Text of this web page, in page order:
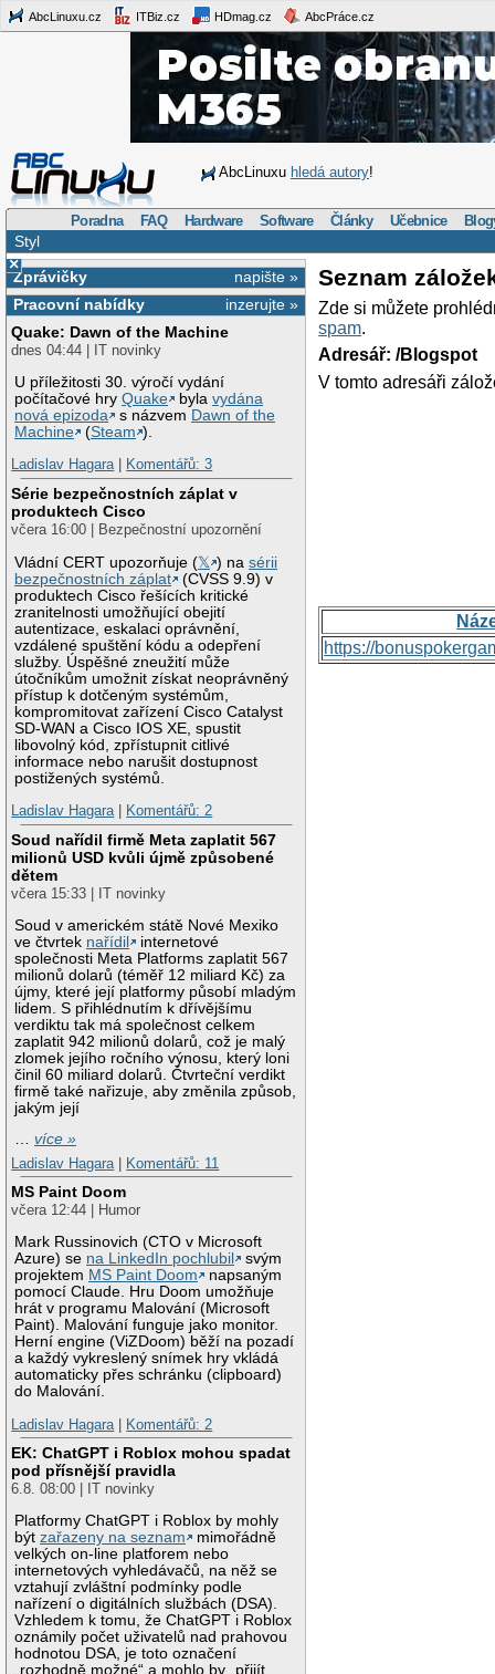
AbcLinuxu.cz ITBiz.cz HDmag.cz AbcPráce.cz
AbcLinuxu hledá autory!
Poradna FAQ Hardware Software Články Učebnice
Styl
×
napište »
Zprávičky
inzerujte »
Pracovní nabídky
Quake: Dawn of the Machine
dnes 04:44 | IT novinky
U příležitosti 30. výročí vydání
počítačové hryQuake bylavydána
nová epizoda
s názvem Dawn of the
Machine
(Steam ).
Ladislav Hagara| Komentářů: 3
Série bezpečnostních záplat v
produktech Cisco
včera 16:00 | Bezpečnostní upozornění
Vládní CERT upozorňuje (𝕏 ) nasérii
bezpečnostních záplat
(CVSS 9.9) v
produktech Cisco řešících kritické
zranitelnosti umožňující obejití
autentizace, eskalaci oprávnění,
vzdálené spuštění kódu a odepření
služby. Úspěšné zneužití může
útočníkům umožnit získat neoprávněný
přístup k dotčeným systémům,
kompromitovat zařízení Cisco Catalyst
SD-WAN a Cisco IOS XE, spustit
libovolný kód, zpřístupnit citlivé
informace nebo narušit dostupnost
postižených systémů.
Ladislav Hagara| Komentářů: 2
Soud nařídil firmě Meta zaplatit 567
milionů USD kvůli újmě způsobené
dětem
včera 15:33 | IT novinky
Soud v americkém státě Nové Mexiko
ve čtvrtek nařídil
internetové
společnosti Meta Platforms zaplatit 567
milionů dolarů (téměř 12 miliard Kč) za
újmy, které její platformy působí mladým
lidem. S přihlédnutím k dřívějšímu
verdiktu tak má společnost celkem
zaplatit 942 milionů dolarů, což je malý
zlomek jejího ročního výnosu, který loni
činil 60 miliard dolarů. Čtvrteční verdikt
firmě také nařizuje, aby změnila způsob,
jakým její
…více »
Ladislav Hagara
Komentářů: 11
MS Paint Doom
včera 12:44 | Humor
Mark Russinovich (CTO v Microsoft
Azure) se na LinkedIn pochlubil
svým
projektem MS Paint Doom
napsaným
pomocí Claude. Hru Doom umožňuje
hrát v programu Malování (Microsoft
Paint). Malování funguje jako monitor.
Herní engine (ViZDoom) běží na pozadí
a každý vykreslený snímek hry vkládá
automaticky přes schránku (clipboard)
do Malování.
Ladislav Hagara
Komentářů: 2
EK: ChatGPT i Roblox mohou spadat
pod přísnější pravidla
6.8. 08:00 | IT novinky
Platformy ChatGPT i Roblox by mohly
býtzařazeny na seznam
mimořádně
velkých on-line platforem nebo
internetových vyhledávačů, na něž se
vztahují zvláštní podmínky podle
nařízení o digitálních službách (DSA).
Vzhledem k tomu, že ChatGPT i Roblox
oznámily počet uživatelů nad prahovou
hodnotou DSA, je toto označení
„rozhodně možné“ a mohlo by „přijít
Seznam
Zde si můžete
spam.
Adresář: /Blogspot
V tomto adresáři
https://